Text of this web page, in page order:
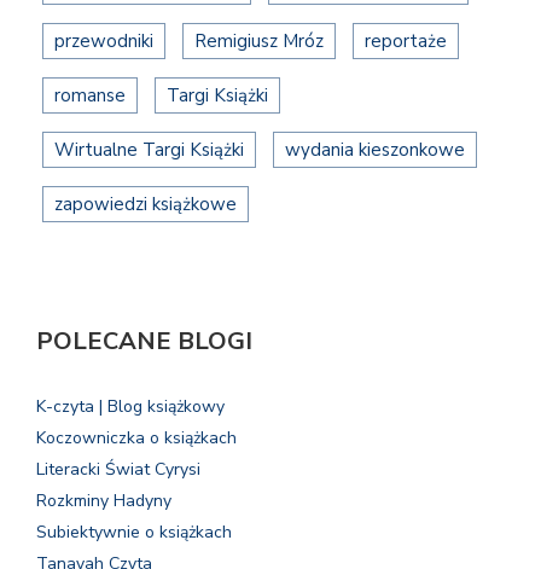
przewodniki Remigiusz Mróz reportaże
romanse Targi Książki
Wirtualne Targi Książki wydania kieszonkowe
zapowiedzi książkowe
POLECANE BLOGI
K-czyta | Blog książkowy
Koczowniczka o książkach
Literacki Świat Cyrysi
Rozkminy Hadyny
Subiektywnie o książkach
Tanayah Czyta